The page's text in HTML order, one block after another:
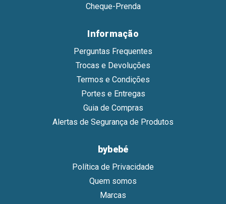
Cheque-Prenda
Informação
Perguntas Frequentes
Trocas e Devoluções
Termos e Condições
Portes e Entregas
Guia de Compras
Alertas de Segurança de Produtos
bybebé
Política de Privacidade
Quem somos
Marcas